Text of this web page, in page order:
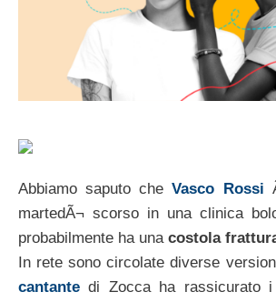
Abbiamo saputo cheVasco Rossi
martedÃ¬ scorso in una clinica
probabilmente ha una costola
In rete sono circolate diverse
cantante di Zocca ha rassicurato